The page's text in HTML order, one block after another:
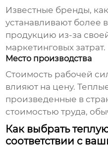
Известные бренды,
устанавливают более
продукцию из-за
маркетинговых затрат.
Место производства
Стоимость рабочей
влияют на цену.
произведенные в
стоимостью труда,
Как выбрать
соответствии с